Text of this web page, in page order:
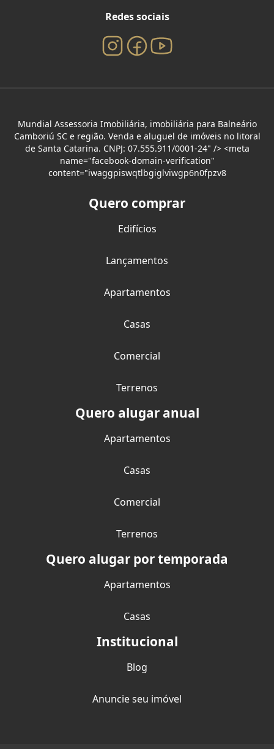
Redes sociais
Mundial Assessoria Imobiliária, imobiliária para Balneário
Camboriú SC e região. Venda e aluguel de imóveis no litoral
de Santa Catarina. CNPJ: 07.555.911/0001-24" /> <meta
name="facebook-domain-verification"
content="iwaggpiswqtlbgiglviwgp6n0fpzv8
Quero comprar
Edifícios
Lançamentos
Apartamentos
Casas
Comercial
Terrenos
Quero alugar anual
Apartamentos
Casas
Comercial
Terrenos
Quero alugar por temporada
Apartamentos
Casas
Institucional
Blog
Anuncie seu imóvel